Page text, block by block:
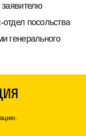
заявителю
посольства
генерального